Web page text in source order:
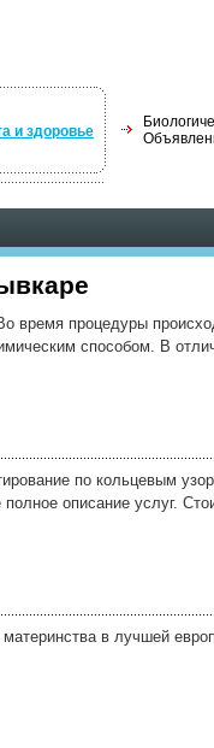
и здоровье
время процедуры
способом. В
по кольцевым
описание услуг.
в лучшей